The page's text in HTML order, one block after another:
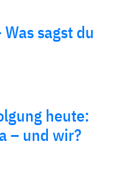
sagst du
heute:
– und wir?